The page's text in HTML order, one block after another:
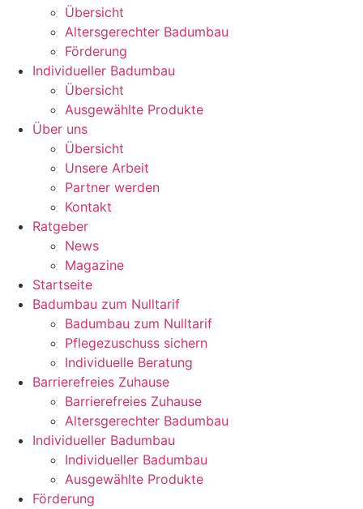
Übersicht
Altersgerechter Badumbau
Förderung
Individueller Badumbau
Übersicht
Ausgewählte Produkte
Über uns
Übersicht
Unsere Arbeit
Partner werden
Kontakt
Ratgeber
News
Magazine
Startseite
Badumbau zum Nulltarif
Badumbau zum Nulltarif
Pflegezuschuss sichern
Individuelle Beratung
Barrierefreies Zuhause
Barrierefreies Zuhause
Altersgerechter Badumbau
Individueller Badumbau
Individueller Badumbau
Ausgewählte Produkte
Förderung